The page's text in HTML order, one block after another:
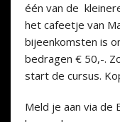
één van de
het cafeetje van
bijeenkomsten is
bedragen € 50,-.
start de cursus.
Meld je aan via de